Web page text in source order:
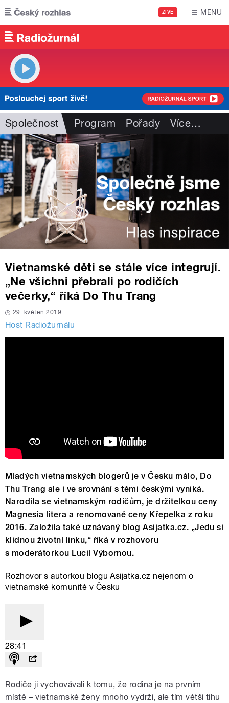
Přejít k hlavnímu obsahu
ŽIVĚ MENU
Společnost Program Pořady Více…
Vietnamské děti se stále více integrují.
„Ne všichni přebrali po rodičích
večerky,“ říká Do Thu Trang
29. květen 2019
Host Radiožurnálu
Mladých vietnamských blogerů je v Česku málo, Do
Thu Trang ale i ve srovnání s těmi českými vyniká.
Narodila se vietnamským rodičům, je držitelkou ceny
Magnesia litera a renomované ceny Křepelka z roku
2016. Založila také uznávaný blog Asijatka.cz. „Jedu si
klidnou životní linku,“ říká v rozhovoru
s moderátorkou Lucií Výbornou.
Rozhovor s autorkou blogu Asijatka.cz nejenom o
vietnamské komunitě v Česku
28:41
Rodiče ji vychovávali k tomu, že rodina je na prvním
místě – vietnamské ženy mnoho vydrží, ale tím větší tíhu